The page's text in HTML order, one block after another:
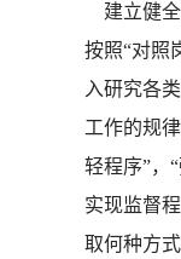
建立健全
按照“对照
入研究各
工作的规
轻程序”，
实现监督
取何种方